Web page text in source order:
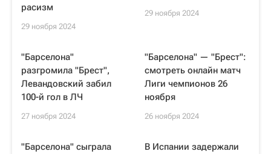
расизм
29 ноября 2024
29 ноября 2024
"Барселона"
разгромила "Брест",
Левандовский забил
100-й гол в ЛЧ
27 ноября 2024
"Барселона" — "Брест":
смотреть онлайн матч
Лиги чемпионов 26
ноября
26 ноября 2024
"Барселона" сыграла
В Испании задержали